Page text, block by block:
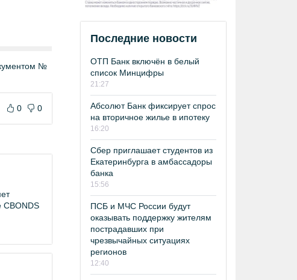
№
0 0
CBONDS
Последние новости
ОТП Банк включён в белый
список Минцифры
21:27
Абсолют Банк фиксирует спрос
на вторичное жилье в ипотеку
16:20
Сбер приглашает студентов из
Екатеринбурга в амбассадоры
банка
15:56
ПСБ и МЧС России будут
оказывать поддержку жителям
пострадавших при
чрезвычайных ситуациях
регионов
12:40